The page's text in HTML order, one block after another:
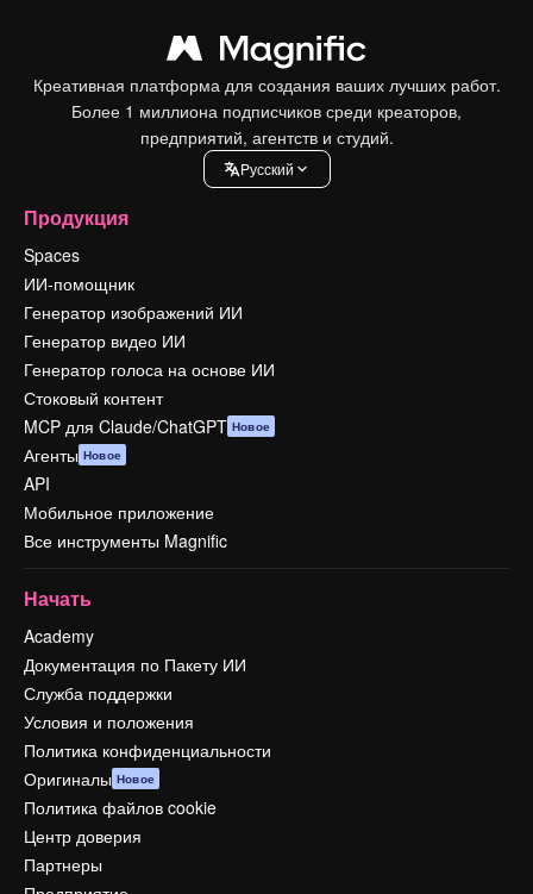
Креативная платформа для создания ваших лучших работ.
Более 1 миллиона подписчиков среди креаторов,
предприятий, агентств и студий.
Pусский
Продукция
Spaces
ИИ-помощник
Генератор изображений ИИ
Генератор видео ИИ
Генератор голоса на основе ИИ
Стоковый контент
MCP для Claude/ChatGPT Новое
Агенты Новое
API
Мобильное приложение
Все инструменты Magnific
Начать
Academy
Документация по Пакету ИИ
Служба поддержки
Условия и положения
Политика конфиденциальности
Оригиналы Новое
Политика файлов cookie
Центр доверия
Партнеры